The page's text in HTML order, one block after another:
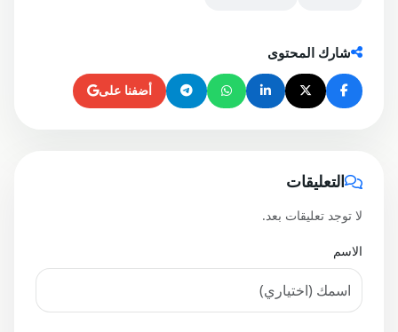
شارك المحتوى
أضفنا على
التعليقات
لا توجد تعليقات بعد.
الاسم